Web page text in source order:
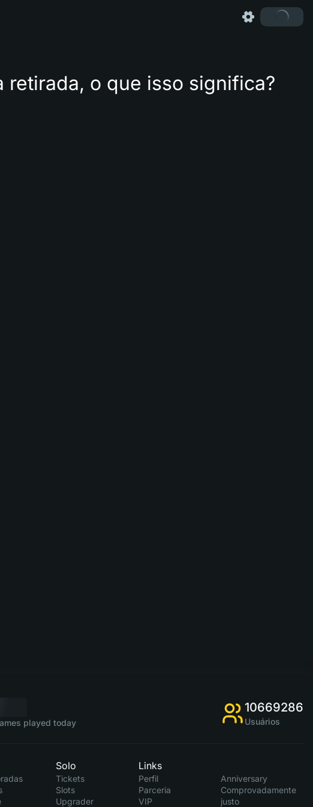
retirada, o que isso significa?
played today
10669286
Usuários
Solo
Tickets
Slots
Upgrader
Links
Perfil
Parceria
VIP
Anniversary
Comprovadamente
justo